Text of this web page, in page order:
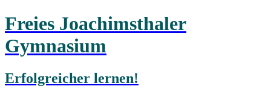
Freies Joachimsthaler
Gymnasium
Erfolgreicher lernen!